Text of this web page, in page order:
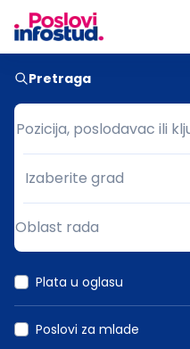
Pretraga
Pozicija, poslodavac ili
Pozicija, poslodavac ili
Grad
Izaberite grad
Oblast rada
Plata u oglasu
Poslovi za mlade